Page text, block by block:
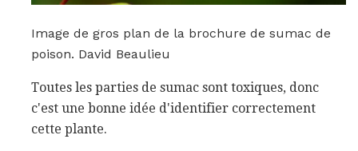
Image de gros plan de la brochure de sumac de
poison. David Beaulieu
Toutes les parties de sumac sont toxiques, donc
c'est une bonne idée d'identifier correctement
cette plante.